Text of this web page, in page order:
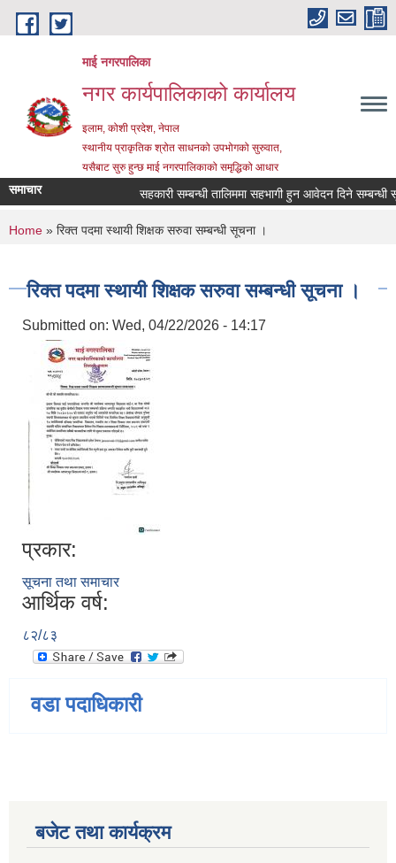
Skip to main content
माई नगरपालिका
नगर कार्यपालिकाको कार्यालय
इलाम, कोशी प्रदेश, नेपाल
स्थानीय प्राकृतिक श्रोत साधनको उपभोगको सुरुवात,
यसैबाट सुरु हुन्छ माई नगरपालिकाको समृद्धिको आधार
समाचार सहकारी सम्बन्धी तालिममा सहभागी हुन आवेदन दिने सम्बन्धी
You are here
Home » रिक्त पदमा स्थायी शिक्षक सरुवा सम्बन्धी सूचना ।
रिक्त पदमा स्थायी शिक्षक सरुवा सम्बन्धी सूचना ।
Submitted on: Wed, 04/22/2026 - 14:17
प्रकार:
सूचना तथा समाचार
आर्थिक वर्ष:
८२/८३
वडा पदाधिकारी
बजेट तथा कार्यक्रम